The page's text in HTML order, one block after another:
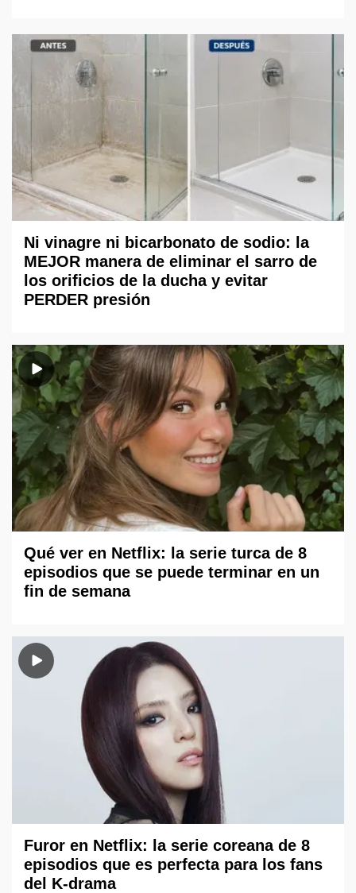
Ni vinagre ni bicarbonato de sodio: la
MEJOR manera de eliminar el sarro de
los orificios de la ducha y evitar
PERDER presión
Qué ver en Netflix: la serie turca de 8
episodios que se puede terminar en un
fin de semana
Furor en Netflix: la serie coreana de 8
episodios que es perfecta para los fans
del K-drama